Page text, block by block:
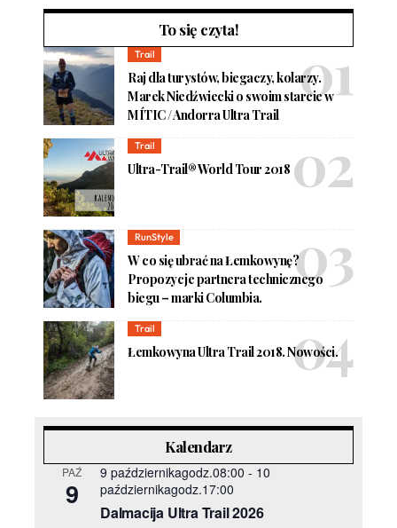
To się czyta!
Trail
Raj dla turystów, biegaczy, kolarzy.
Marek Niedźwiecki o swoim starcie w
MÍTIC / Andorra Ultra Trail
Trail
Ultra-Trail® World Tour 2018
RunStyle
W co się ubrać na Łemkowynę?
Propozycje partnera technicznego
biegu – marki Columbia.
Trail
Łemkowyna Ultra Trail 2018. Nowości.
Kalendarz
PAŹ
9
9 październikagodz.08:00 - 10
październikagodz.17:00
Dalmacija Ultra Trail 2026